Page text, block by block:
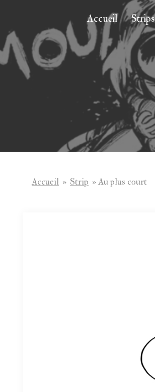
Accueil Strips
Accueil » Strip »Au plus court